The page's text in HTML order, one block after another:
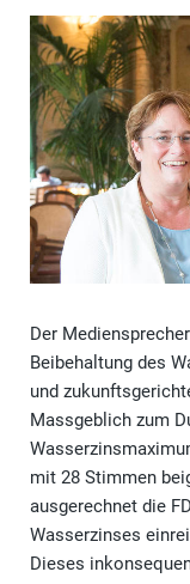
Der
Beibehaltung des
und
Massgeblich zum
mit 28 Stimmen
ausgerechnet die
Wasserzinses
Dieses